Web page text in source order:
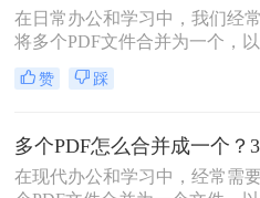
在日常办公和学习中，我们经
将多个PDF文件合并为一个，
分享、存储和管理。那么怎么合
呢？本文将介绍四种合并PDF的
任务。
赞 踩
在现代办公和学习中，经常需